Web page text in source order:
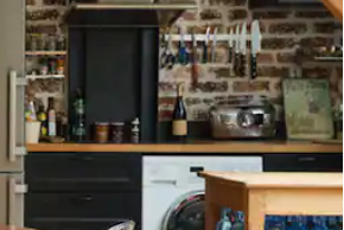
ou en appuyant et en faisant glisser.